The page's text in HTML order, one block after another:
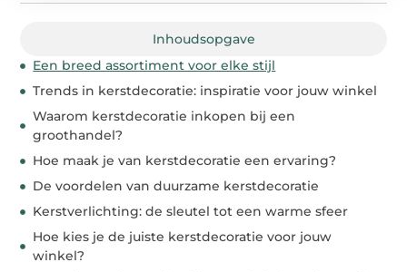
Inhoudsopgave
Een breed assortiment voor elke stijl
Trends in kerstdecoratie: inspiratie voor jouw winkel
Waarom kerstdecoratie inkopen bij een
groothandel?
Hoe maak je van kerstdecoratie een ervaring?
De voordelen van duurzame kerstdecoratie
Kerstverlichting: de sleutel tot een warme sfeer
Hoe kies je de juiste kerstdecoratie voor jouw
winkel?